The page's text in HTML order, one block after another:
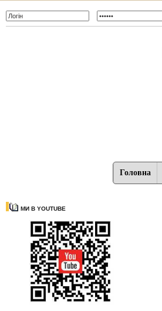
Головна
МИ В YOUTUBE